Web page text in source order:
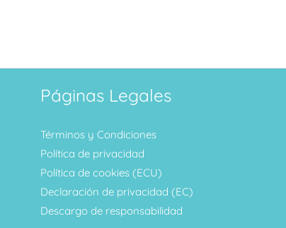
Páginas Legales
Términos y Condiciones
Política de privacidad
Política de cookies (ECU)
Declaración de privacidad (EC)
Descargo de responsabilidad